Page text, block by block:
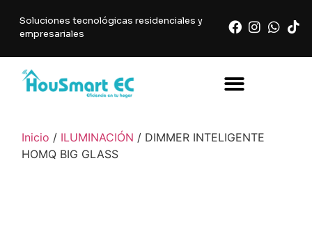
Soluciones tecnológicas residenciales y
empresariales
Inicio / ILUMINACIÓN / DIMMER INTELIGENTE
HOMQ BIG GLASS